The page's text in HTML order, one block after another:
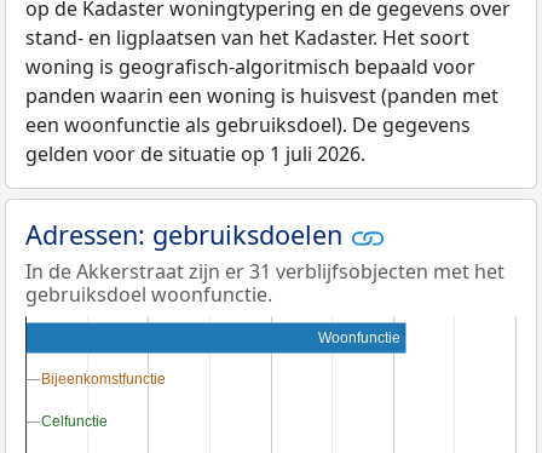
op de Kadaster woningtypering en de gegevens over
stand- en ligplaatsen van het Kadaster. Het soort
woning is geografisch-algoritmisch bepaald voor
panden waarin een woning is huisvest (panden met
een woonfunctie als gebruiksdoel). De gegevens
gelden voor de situatie op 1 juli 2026.
Adressen: gebruiksdoelen
In de Akkerstraat zijn er 31 verblijfsobjecten met het
gebruiksdoel woonfunctie.
Woonfunctie
Bijeenkomstfunctie
Bijeenkomstfunctie
Celfunctie
Celfunctie